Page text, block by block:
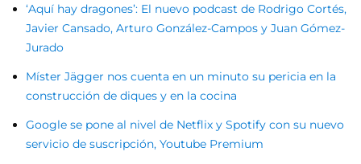
‘Aquí hay dragones’: El nuevo podcast de Rodrigo Cortés,
Javier Cansado, Arturo González-Campos y Juan Gómez-
Jurado
Míster Jägger nos cuenta en un minuto su pericia en la
construcción de diques y en la cocina
Google se pone al nivel de Netflix y Spotify con su nuevo
servicio de suscripción, Youtube Premium